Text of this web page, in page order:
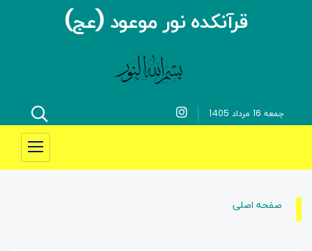
قرآنکده نور موعود (عج)
جمعه 16 مرداد 1405
صفحه اصلی